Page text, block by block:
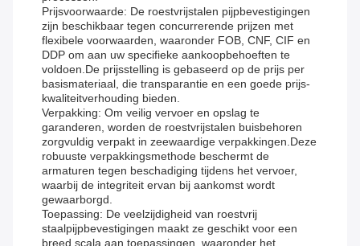
Prijsvoorwaarde: De roestvrijstalen pijpbevestigingen
zijn beschikbaar tegen concurrerende prijzen met
flexibele voorwaarden, waaronder FOB, CNF, CIF en
DDP om aan uw specifieke aankoopbehoeften te
voldoen.De prijsstelling is gebaseerd op de prijs per
basismateriaal, die transparantie en een goede prijs-
kwaliteitverhouding bieden.
Verpakking: Om veilig vervoer en opslag te
garanderen, worden de roestvrijstalen buisbehoren
zorgvuldig verpakt in zeewaardige verpakkingen.Deze
robuuste verpakkingsmethode beschermt de
armaturen tegen beschadiging tijdens het vervoer,
waarbij de integriteit ervan bij aankomst wordt
gewaarborgd.
Toepassing: De veelzijdigheid van roestvrij
staalpijpbevestigingen maakt ze geschikt voor een
breed scala aan toepassingen, waaronder het